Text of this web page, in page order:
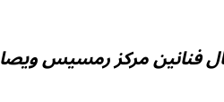
فنانين مركز رمسيس